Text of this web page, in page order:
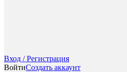
Вход / Регистрация
ВойтиСоздать аккаунт